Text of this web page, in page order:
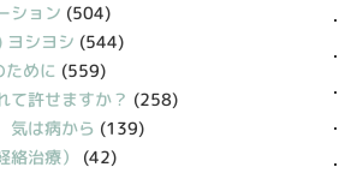
ション (504)
ヨシヨシ (544)
ために (559)
て許せますか？ (258)
気は病から (139)
絡治療）
(42)